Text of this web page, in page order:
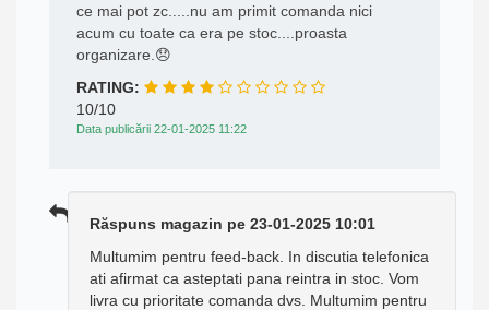
ce mai pot zc.....nu am primit comanda nici
acum cu toate ca era pe stoc....proasta
organizare.😞
RATING:
10/10
Data publicării 22-01-2025 11:22
Răspuns magazin pe 23-01-2025 10:01
Multumim pentru feed-back. In discutia telefonica
ati afirmat ca asteptati pana reintra in stoc. Vom
livra cu prioritate comanda dvs. Multumim pentru